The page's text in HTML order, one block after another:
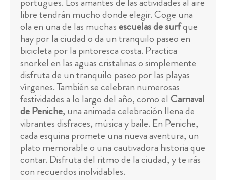
libre tendrán mucho donde elegir. Coge una
ola en una de las muchasescuelas de surfque
hay por la ciudad o da un tranquilo paseo en
bicicleta por la pintoresca costa. Practica
snorkel en las aguas cristalinas o simplemente
disfruta de un tranquilo paseo por las playas
vírgenes. También se celebran numerosas
festividades a lo largo del año, como el Carnaval
de Peniche, una animada celebración llena de
vibrantes disfraces, música y baile. En Peniche,
cada esquina promete una nueva aventura, un
plato memorable o una cautivadora historia que
contar. Disfruta del ritmo de la ciudad, y te irás
con recuerdos inolvidables.